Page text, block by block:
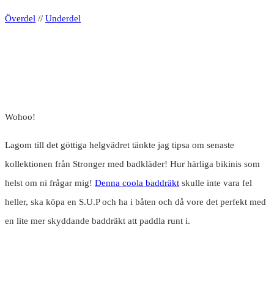
Överdel // Underdel
Wohoo!
Lagom till det göttiga helgvädret tänkte jag tipsa om senaste
kollektionen från Stronger med badkläder! Hur härliga bikinis som
helst om ni frågar mig! Denna coola baddräkt skulle inte vara fel
heller, ska köpa en S.U.P och ha i båten och då vore det perfekt med
en lite mer skyddande baddräkt att paddla runt i.